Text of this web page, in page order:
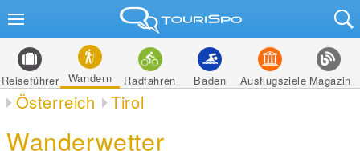
Reiseführer Wandern Radfahren Baden Ausflugsziele Magazin
Österreich Tirol
Wanderwetter